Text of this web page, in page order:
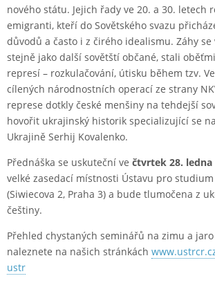
nového státu. Jejich řady ve 20. a 30. letech
emigranti, kteří do Sovětského svazu
důvodů a často i z čirého idealismu. Záhy se
stejně jako další sovětští občané, stali
represí – rozkulačování, útisku během tzv.
cílených národnostních operací ze strany
represe dotkly české menšiny na tehdejší
hovořit ukrajinský historik specializující se
Ukrajině Serhij Kovalenko.
Přednáška se uskuteční ve čtvrtek 28.
velké zasedací místnosti Ústavu pro
(Siwiecova 2, Praha 3) a bude tlumočena z
češtiny.
Přehled chystaných seminářů na zimu a
naleznete na našich stránkách
ustr